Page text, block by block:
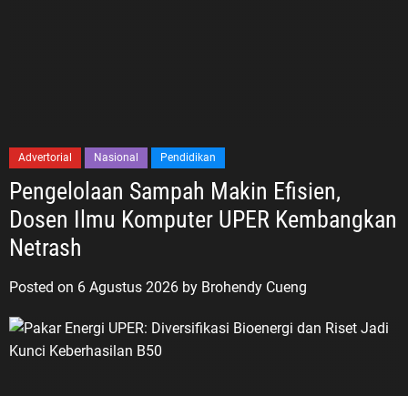
Advertorial Nasional Pendidikan
Pengelolaan Sampah Makin Efisien,
Dosen Ilmu Komputer UPER Kembangkan
Netrash
Posted on 6 Agustus 2026 by Brohendy Cueng